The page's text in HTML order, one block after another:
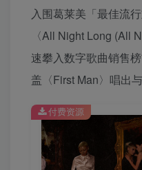
入围葛莱美「最佳流
〈All Night Long (All
速攀入数字歌曲销售
盖〈First Man〉唱出
付费资源